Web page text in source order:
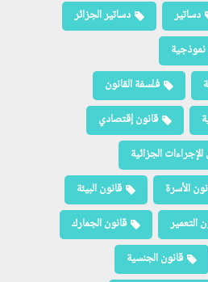
دساتير
دساتير الجزائر
فلسفة القانون
قانون إقتصادي
الجزائية
الأسرة
قانون البيئة
التعمير
قانون الجمارك
قانون الجنسية